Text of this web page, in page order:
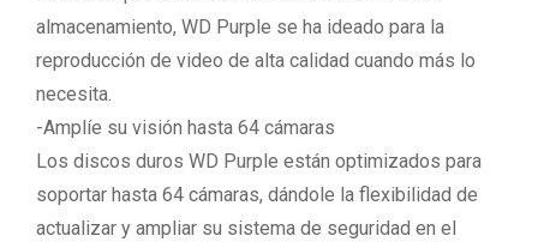
almacenamiento, WD Purple se ha ideado para la
reproducción de video de alta calidad cuando más lo
necesita.
-Amplíe su visión hasta 64 cámaras
Los discos duros WD Purple están optimizados para
soportar hasta 64 cámaras, dándole la flexibilidad de
actualizar y ampliar su sistema de seguridad en el